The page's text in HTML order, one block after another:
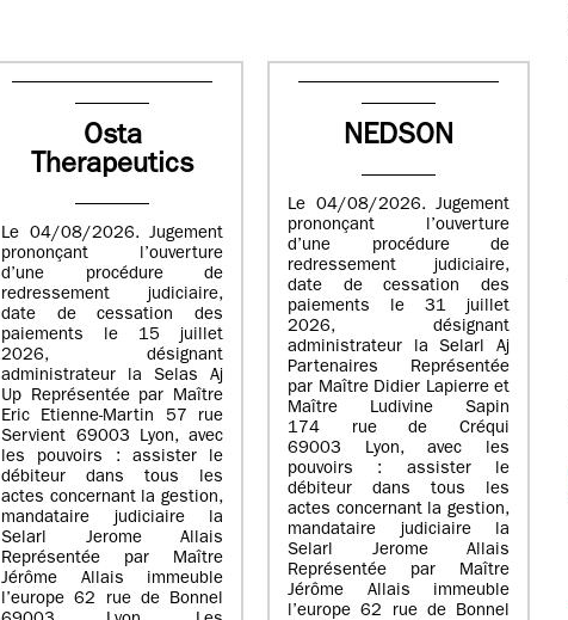
Osta
Therapeutics
Le 04/08/2026. Jugement
prononçant l’ouverture
d’une procédure de
redressement judiciaire,
date de cessation des
paiements le 15 juillet
2026, désignant
administrateur la Selas Aj
Up Représentée par Maître
Eric Etienne-Martin 57 rue
Servient 69003 Lyon, avec
les pouvoirs : assister le
débiteur dans tous les
actes concernant la gestion,
mandataire judiciaire la
Selarl Jerome Allais
Représentée par Maître
Jérôme Allais immeuble
l’europe 62 rue de Bonnel
NEDSON
Le 04/08/2026. Jugement
prononçant l’ouverture
d’une procédure de
redressement judiciaire,
date de cessation des
paiements le 31 juillet
2026, désignant
administrateur la Selarl Aj
Partenaires Représentée
par Maître Didier Lapierre et
Maître Ludivine Sapin
174 rue de Créqui
69003 Lyon, avec les
pouvoirs : assister le
débiteur dans tous les
actes concernant la gestion,
mandataire judiciaire la
Selarl Jerome Allais
Représentée par Maître
Jérôme Allais immeuble
l’europe 62 rue de Bonnel